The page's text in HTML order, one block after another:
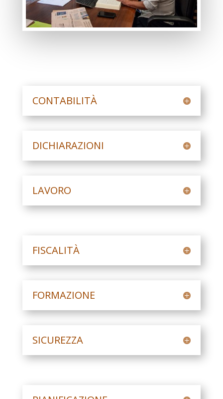
CONTABILITÀ
DICHIARAZIONI
LAVORO
FISCALITÀ
FORMAZIONE
SICUREZZA